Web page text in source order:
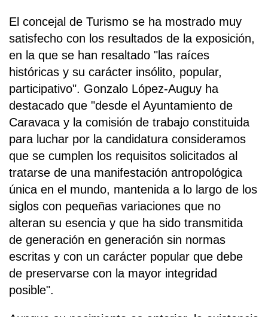
El concejal de Turismo se ha mostrado muy
satisfecho con los resultados de la exposición,
en la que se han resaltado "las raíces
históricas y su carácter insólito, popular,
participativo". Gonzalo López-Auguy ha
destacado que "desde el Ayuntamiento de
Caravaca y la comisión de trabajo constituida
para luchar por la candidatura consideramos
que se cumplen los requisitos solicitados al
tratarse de una manifestación antropológica
única en el mundo, mantenida a lo largo de los
siglos con pequeñas variaciones que no
alteran su esencia y que ha sido transmitida
de generación en generación sin normas
escritas y con un carácter popular que debe
de preservarse con la mayor integridad
posible".